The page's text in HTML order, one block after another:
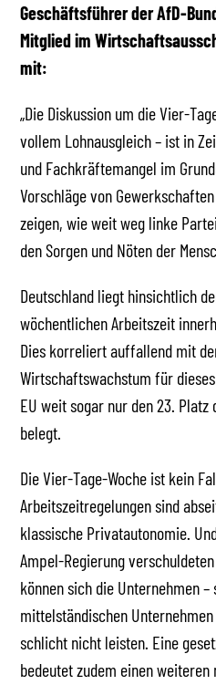
Geschäftsführer der AfD-
Mitglied im
mit:
„Die Diskussion um die Vier-
vollem Lohnausgleich – ist in
und Fachkräftemangel im
Vorschläge von
zeigen, wie weit weg linke
den Sorgen und Nöten der
Deutschland liegt hinsichtlich
wöchentlichen Arbeitszeit
Dies korreliert auffallend mit
Wirtschaftswachstum für
EU weit sogar nur den 23. Platz
belegt.
Die Vier-Tage-Woche ist kein
Arbeitszeitregelungen sind
klassische Privatautonomie.
Ampel-Regierung
können sich die Unternehmen
mittelständischen
schlicht nicht leisten. Eine
bedeutet zudem einen weiteren